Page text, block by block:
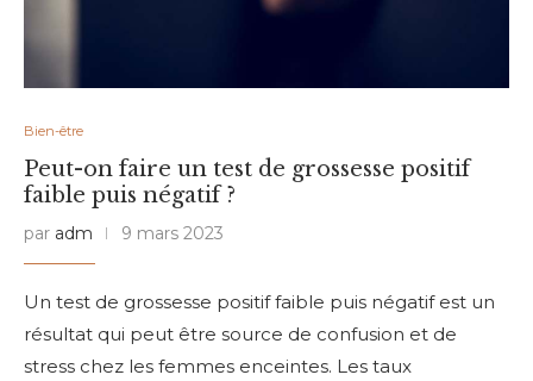
Bien-être
Peut-on faire un test de grossesse positif
faible puis négatif ?
par adm 9 mars 2023
Un test de grossesse positif faible puis négatif est un
résultat qui peut être source de confusion et de
stress chez les femmes enceintes. Les taux